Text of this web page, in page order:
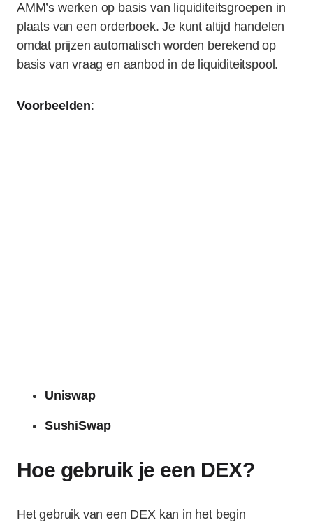
AMM’s werken op basis van liquiditeitsgroepen in
plaats van een orderboek. Je kunt altijd handelen
omdat prijzen automatisch worden berekend op
basis van vraag en aanbod in de liquiditeitspool.
Voorbeelden:
Uniswap
SushiSwap
Hoe gebruik je een DEX?
Het gebruik van een DEX kan in het begin